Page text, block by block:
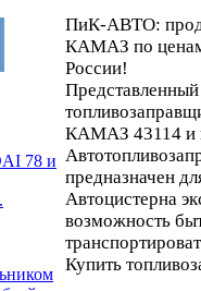
78 и
ПиК-АВТО:
КАМАЗ по ценам
России!
КАМАЗ 43114 и
предназначен
Автоцистерна
возможность
Купить